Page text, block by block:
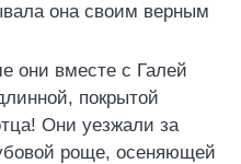
она своим верным
они вместе с Галей
покрытой
Они уезжали за
роще, осеняющей